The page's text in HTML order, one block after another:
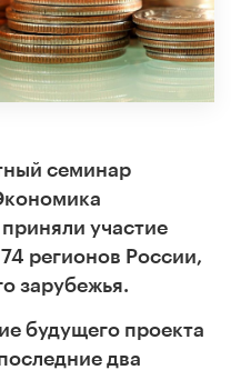
семинар
участие
регионов России,
зарубежья.
будущего проекта
два